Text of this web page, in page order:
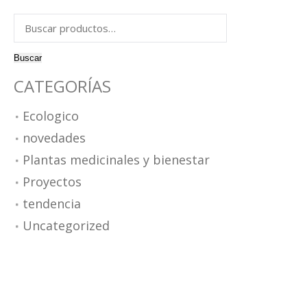
Mesas de centro
Sillas y bancos
Buscar
por:
Buscar
CATEGORÍAS
Ecologico
novedades
Plantas medicinales y bienestar
Proyectos
tendencia
Uncategorized